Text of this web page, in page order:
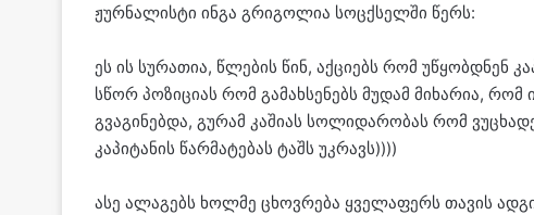
ჟურნალისტი ინგა გრიგოლია სოცქსელში წერს:
ეს ის სურათია, წლების წინ, აქციებს რომ უწყობდნენ
სწორ პოზიციას რომ გამახსენებს მუდამ მიხარია, რომ
გვაგინებდა, გურამ კაშიას სოლიდარობას რომ
კაპიტანის წარმატებას ტაშს უკრავს))))
ასე ალაგებს ხოლმე ცხოვრება ყველაფერს თავის